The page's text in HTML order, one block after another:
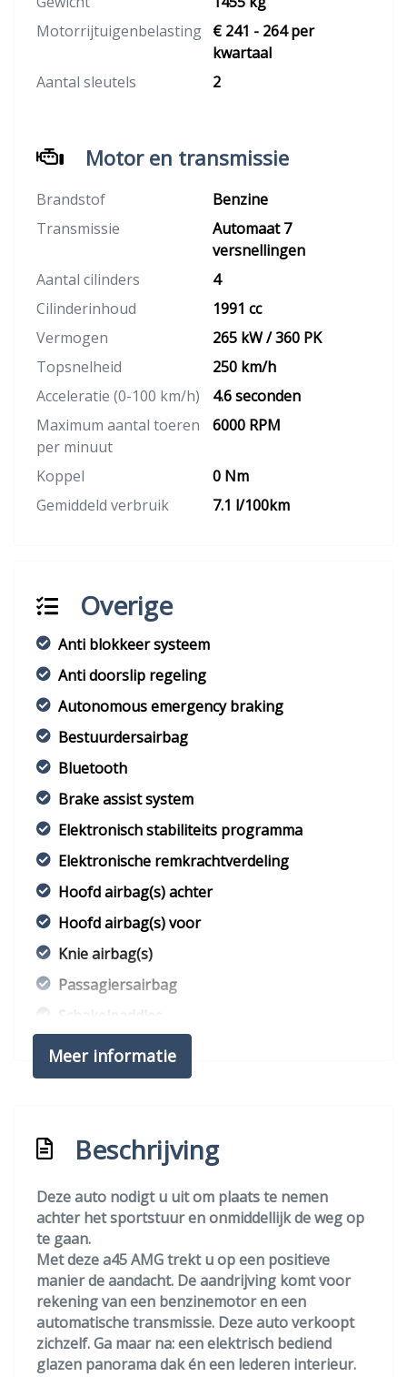
Motorrijtuigenbelasting € 241 - 264 per
kwartaal
Aantal sleutels
2
Motor en transmissie
Brandstof
Benzine
Transmissie
Automaat 7
versnellingen
Aantal cilinders
4
Cilinderinhoud
1991 cc
Vermogen
265 kW / 360 PK
Topsnelheid
250 km/h
Acceleratie (0-100 km/h)
4.6 seconden
Maximum aantal toeren
per minuut
6000 RPM
Koppel
0 Nm
Gemiddeld verbruik
7.1 l/100km
Overige
Anti blokkeer systeem
Anti doorslip regeling
Autonomous emergency braking
Bestuurdersairbag
Bluetooth
Brake assist system
Elektronisch stabiliteits programma
Elektronische remkrachtverdeling
Hoofd airbag(s) achter
Hoofd airbag(s) voor
Knie airbag(s)
Passagiersairbag
Zij airbag(s) voor
Interieur
Airco
Armsteun voor
Bestuurdersstoel in hoogte verstelbaar
Elektrische ramen voor en achter
Kunstlederen bekleding
Passagiersstoel in hoogte verstelbaar
Sportstoelen
Meer informatie
Beschrijving
Deze auto nodigt u uit om plaats te nemen
achter het sportstuur en onmiddellijk de weg op
te gaan.
Met deze a45 AMG trekt u op een positieve
manier de aandacht. De aandrijving komt voor
rekening van een benzinemotor en een
automatische transmissie. Deze auto verkoopt
zichzelf. Ga maar na: een elektrisch bediend
glazen panorama dak én een lederen interieur.